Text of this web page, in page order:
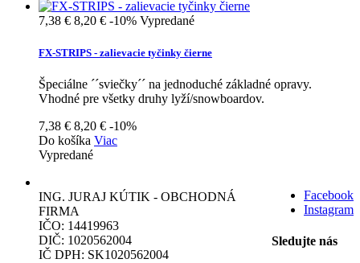
7,38 € 8,20 € -10% Vypredané
FX-STRIPS - zalievacie tyčinky čierne
Špeciálne ´´sviečky´´ na jednoduché základné opravy.
Vhodné pre všetky druhy lyží/snowboardov.
7,38 € 8,20 € -10%
Do košíka Viac
Vypredané
Facebook
Instagram
Sledujte nás
ING. JURAJ KÚTIK - OBCHODNÁ
FIRMA
IČO: 14419963
DIČ: 1020562004
IČ DPH: SK1020562004